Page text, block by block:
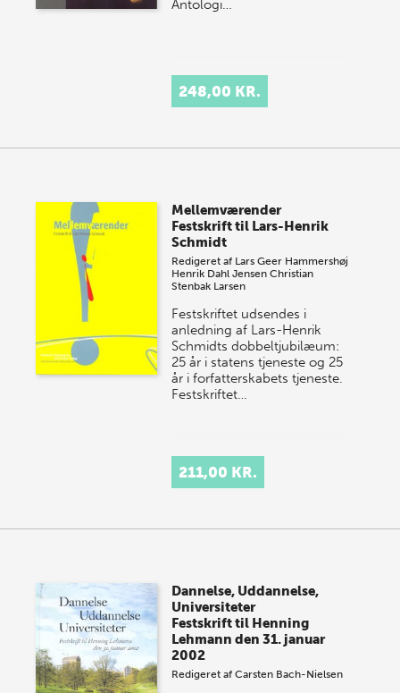
Antologi…
248,00 KR.
Mellemværender
Festskrift til Lars-Henrik
Schmidt
Redigeret af Lars Geer Hammershøj
Henrik Dahl Jensen Christian
Stenbak Larsen
Festskriftet udsendes i
anledning af Lars-Henrik
Schmidts dobbeltjubilæum:
25 år i statens tjeneste og 25
år i forfatterskabets tjeneste.
Festskriftet…
211,00 KR.
Dannelse, Uddannelse,
Universiteter
Festskrift til Henning
Lehmann den 31. januar
2002
Redigeret afCarsten Bach-Nielsen